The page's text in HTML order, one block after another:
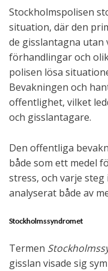
Stockholmspolisen
situation, där den
de gisslantagna utan
förhandlingar och
polisen lösa
Bevakningen och
offentlighet, vilket
och gisslantagare.
Den offentliga
både som ett medel
stress, och varje
analyserat både av
Stockholmssyndromet
Termen
gisslan visade sig